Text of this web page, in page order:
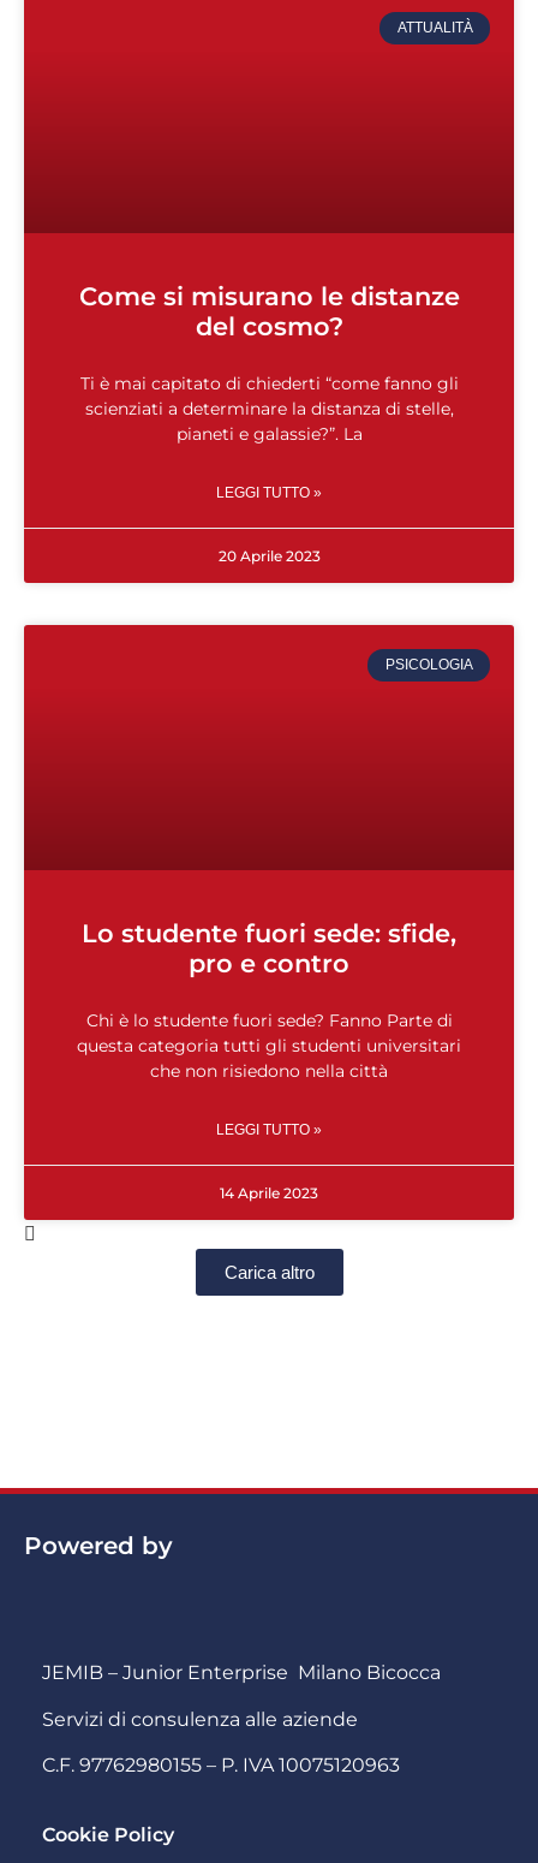
ATTUALITÀ
Come si misurano le distanze
del cosmo?
Ti è mai capitato di chiederti “come fanno gli
scienziati a determinare la distanza di stelle,
pianeti e galassie?”. La
LEGGI TUTTO »
20 Aprile 2023
PSICOLOGIA
Lo studente fuori sede: sfide,
pro e contro
Chi è lo studente fuori sede? Fanno Parte di
questa categoria tutti gli studenti universitari
che non risiedono nella città
LEGGI TUTTO »
14 Aprile 2023
Carica altro
Powered by
JEMIB – Junior Enterprise Milano Bicocca
Servizi di consulenza alle aziende
C.F. 97762980155 – P. IVA 10075120963
Cookie Policy